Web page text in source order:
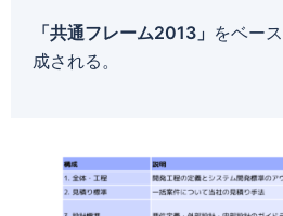
「共通フレーム2013」 をベー
成される。